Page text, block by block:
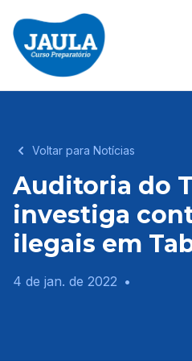
Voltar para Notícias
Auditoria do
investiga
ilegais em
4 de jan. de 2022 •